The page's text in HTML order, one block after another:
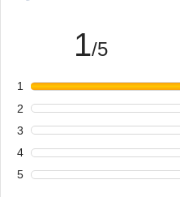
1/5
1
2
3
4
5